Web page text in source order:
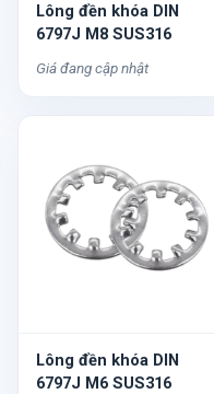
Lông đền khóa DIN
6797J M8 SUS316
Giá đang cập nhật
Lông đền khóa DIN
6797J M6 SUS316